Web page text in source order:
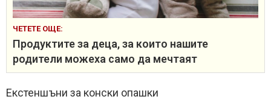
ЧЕТЕТЕ ОЩЕ:
Продуктите за деца, за които нашите
родители можеха само да мечтаят
Екстеншъни за конски опашки